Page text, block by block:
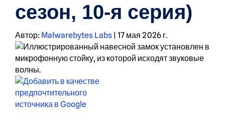
сезон, 10-я серия)
Автор: Malwarebytes Labs | 17 мая 2026 г.